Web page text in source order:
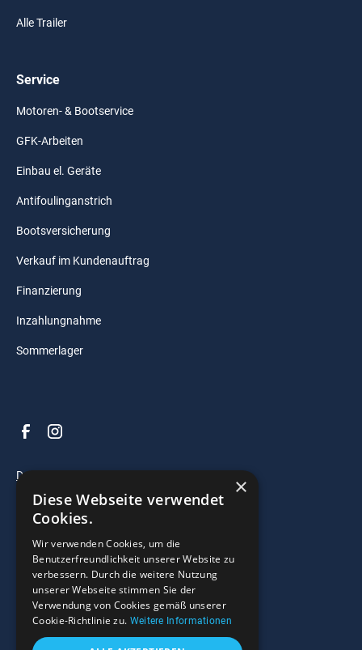
Alle Trailer
Service
Motoren- & Bootservice
GFK-Arbeiten
Einbau el. Geräte
Antifoulinganstrich
Bootsversicherung
Verkauf im Kundenauftrag
Finanzierung
Inzahlungnahme
Sommerlager
© 2025 Razzo Bootscenter. All right reserved.
Datenschutz
Impressum
Widerrufsrecht
×
Diese Webseite verwendet
Cookies.
Wir verwenden Cookies, um die
Benutzerfreundlichkeit unserer Website zu
verbessern. Durch die weitere Nutzung
unserer Webseite stimmen Sie der
Verwendung von Cookies gemäß unserer
Cookie-Richtlinie zu. Weitere Informationen